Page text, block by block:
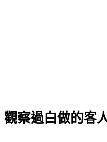
觀察過白做的客